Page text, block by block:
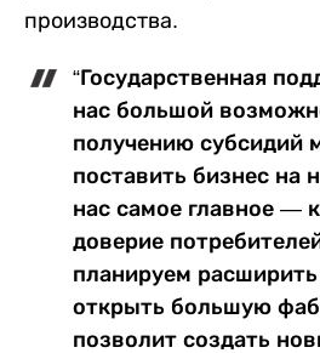
производства.
“Государственная
нас большой
получению субсидий
поставить бизнес на
нас самое главное —
доверие
планируем
открыть большую
позволит создать